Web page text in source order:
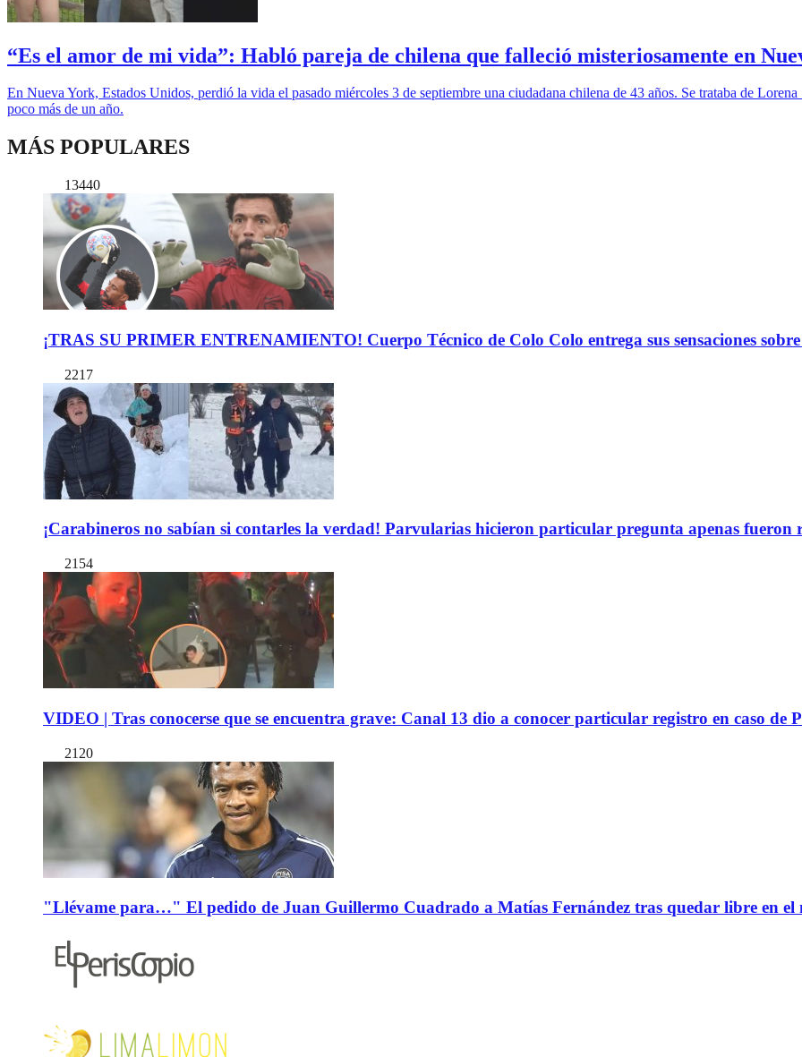
“Es el amor de mi vida”: Habló pareja de chilena que falleció misteriosamente en
En Nueva York, Estados Unidos, perdió la vida el pasado miércoles 3 de septiembre una ciudadana chilena de 43 años. Se trataba de
poco más de un año.
MÁS POPULARES
13440
¡TRAS SU PRIMER ENTRENAMIENTO! Cuerpo Técnico de Colo Colo entrega sus sensaciones
2217
¡Carabineros no sabían si contarles la verdad! Parvularias hicieron particular pregunta apenas fueron
2154
VIDEO | Tras conocerse que se encuentra grave: Canal 13 dio a conocer particular registro en caso de
2120
"Llévame para…" El pedido de Juan Guillermo Cuadrado a Matías Fernández tras quedar libre en el